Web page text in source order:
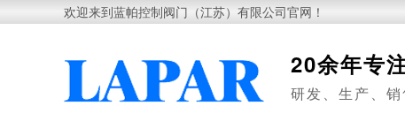
欢迎来到蓝帕控制阀门（江苏）有限公司官网！
20余年专
研发、生产、